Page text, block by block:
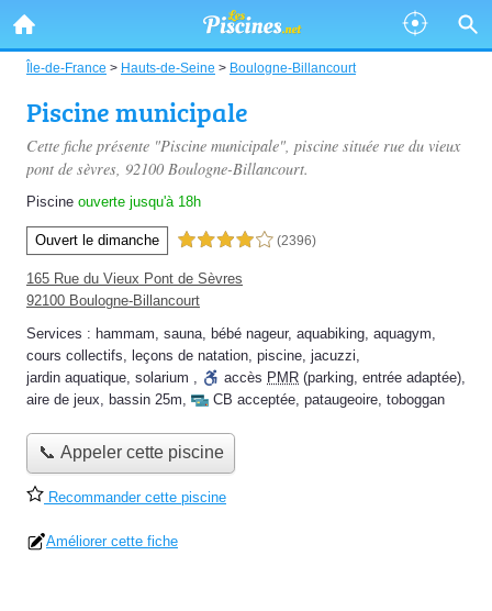
Île-de-France > Hauts-de-Seine > Boulogne-Billancourt
Piscine municipale
Cette fiche présente "Piscine municipale", piscine située rue du vieux
pont de sèvres, 92100 Boulogne-Billancourt.
Piscine ouverte jusqu'à 18h
Ouvert le dimanche 4,0 étoiles sur 5 (2396)
165 Rue du Vieux Pont de Sèvres
92100 Boulogne-Billancourt
Services : hammam, sauna, bébé nageur, aquabiking, aquagym,
cours collectifs, leçons de natation, piscine, jacuzzi,
jardin aquatique, solarium , accès PMR (parking, entrée adaptée),
aire de jeux, bassin 25m, CB acceptée, pataugeoire, toboggan
📞 Appeler cette piscine
Recommander cette piscine
Améliorer cette fiche